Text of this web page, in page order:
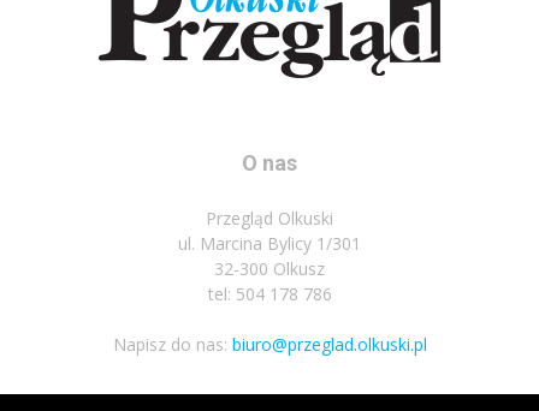
O nas
Przegląd Olkuski
ul. Marcina Bylicy 1/301
32-300 Olkusz
tel: 504 178 786
Napisz do nas: biuro@przeglad.olkuski.pl